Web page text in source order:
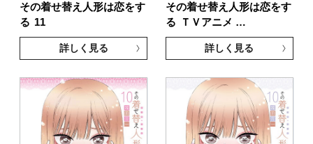
その着せ替え人形は恋をす
る 11
詳しく見る
その着せ替え人形は恋をす
る
ＴＶアニメ …
詳しく見る